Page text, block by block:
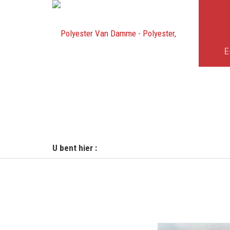
U bent hier :